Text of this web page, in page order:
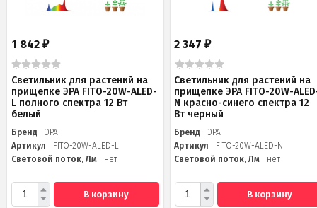
1 842 ₽
Светильник для растений на
прищепке ЭРА FITO-20W-АLED-
L полного спектра 12 Вт
белый
Бренд
ЭРА
Артикул
FITO-20W-АLED-L
Световой поток, Лм
нет
В корзину
2 347₽
Светильник для растений на
прищепке ЭРА FITO-20W-
N красно-синего спектра 12
Вт черный
Бренд
ЭРА
Артикул
FITO-20W-АLED-N
Световой поток, Лм
нет
В корзину